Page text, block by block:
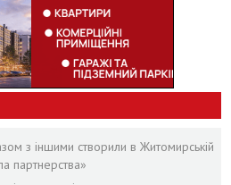
з іншими створили в Житомирській
партнерства»